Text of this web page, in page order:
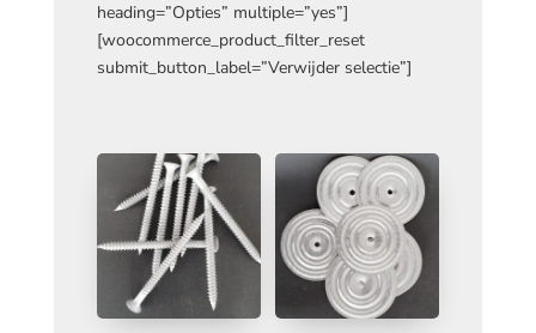
heading=”Opties” multiple=”yes”]
[woocommerce_product_filter_reset
submit_button_label=”Verwijder selectie”]